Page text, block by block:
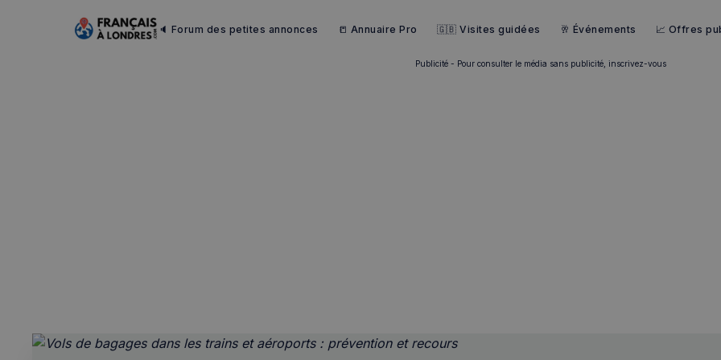
🔈 Forum des petites annonces 📒 Annuaire Pro 🇬🇧 Visites guidées 🥂 Événements 📈 Offres
Publicité - Pour consulter le média sans publicité, inscrivez-vous